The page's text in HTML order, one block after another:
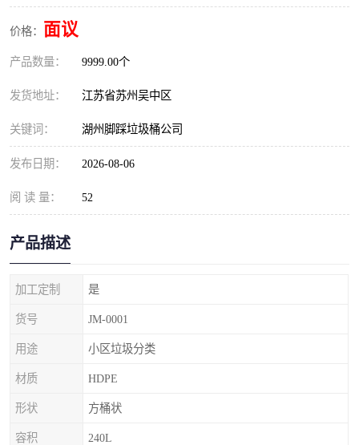
价格： 面议
产品数量： 9999.00个
发货地址： 江苏省苏州吴中区
关键词： 湖州脚踩垃圾桶公司
发布日期： 2026-08-06
阅 读 量： 52
产品描述
加工定制 是
货号 JM-0001
用途 小区垃圾分类
材质 HDPE
形状 方桶状
容积 240L